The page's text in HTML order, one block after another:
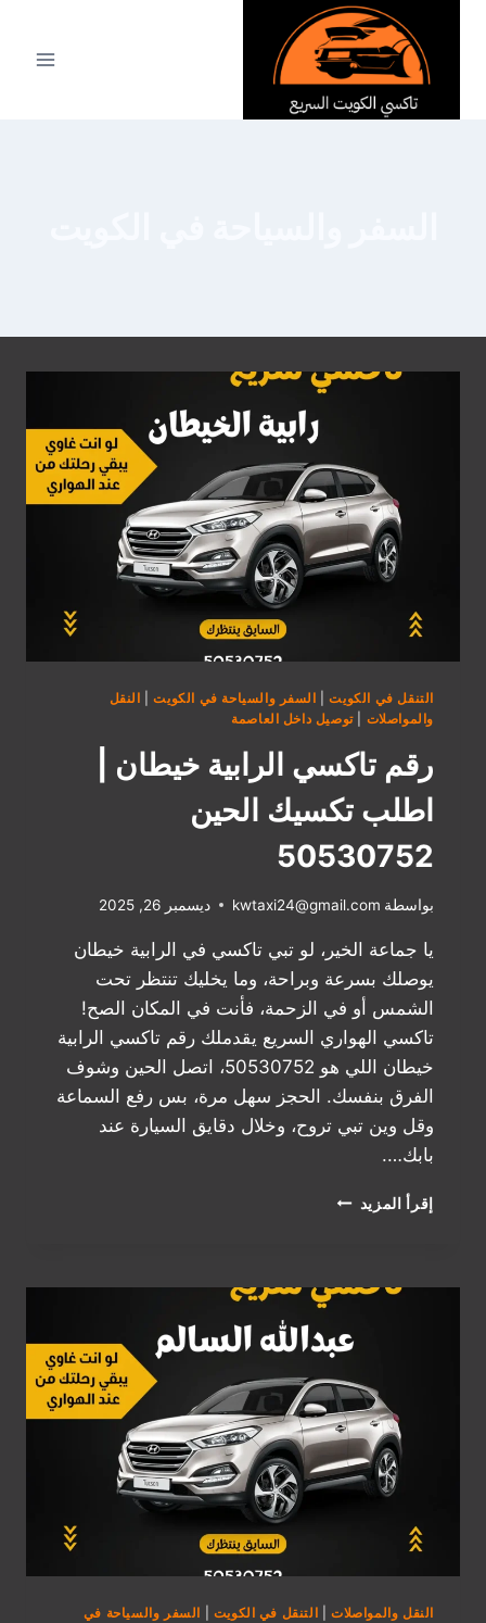
المحتوى
التنقل في الكويت| السفر والسياحة في الكويت| النقل
والمواصلات |توصيل داخل العاصمة
رقم تاكسي الرابية خيطان |
اطلب تكسيك الحين
50530752
بواسطة kwtaxi24@gmail.com ديسمبر 26, 2025
يا جماعة الخير، لو تبي تاكسي في الرابية خيطان
يوصلك بسرعة وبراحة، وما يخليك تنتظر تحت
الشمس أو في الزحمة، فأنت في المكان الصح!
تاكسي الهواري السريع يقدملك رقم تاكسي الرابية
خيطان اللي هو 50530752، اتصل الحين وشوف
الفرق بنفسك. الحجز سهل مرة، بس رفع السماعة
وقل وين تبي تروح، وخلال دقايق السيارة عند
بابك….
إقرأ المزيد رقم
|
اطلب
تكسيك
الحين
50530752
النقل والمواصلات| التنقل في الكويت
السفر والسياحة في